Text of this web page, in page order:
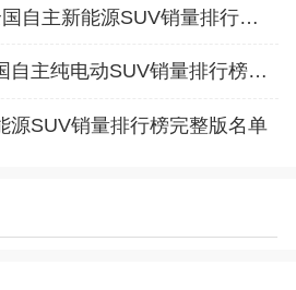
2023年11月全国自主新能源SUV销量排行榜完整版(批发量
2026年2月全国自主纯电动SUV销量排行榜完整版(批发量
源SUV销量排行榜完整版名单